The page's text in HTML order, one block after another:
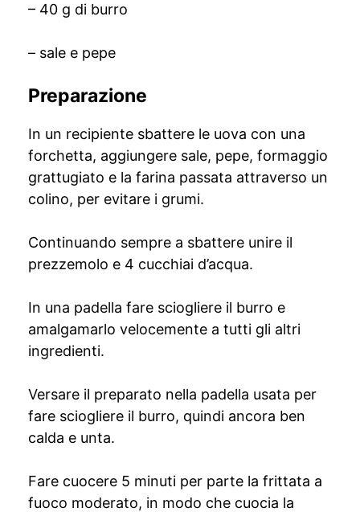
– 40 g di burro
– sale e pepe
Preparazione
In un recipiente sbattere le uova con una
forchetta, aggiungere sale, pepe, formaggio
grattugiato e la farina passata attraverso un
colino, per evitare i grumi.
Continuando sempre a sbattere unire il
prezzemolo e 4 cucchiai d’acqua.
In una padella fare sciogliere il burro e
amalgamarlo velocemente a tutti gli altri
ingredienti.
Versare il preparato nella padella usata per
fare sciogliere il burro, quindi ancora ben
calda e unta.
Fare cuocere 5 minuti per parte la frittata a
fuoco moderato, in modo che cuocia la